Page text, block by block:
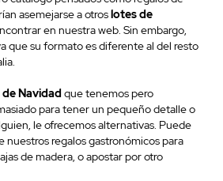
asemejarse a otroslotes de
en nuestra web. Sin embargo,
que su formato es diferente al del resto
Navidad que tenemos pero
para tener un pequeño detalle o
le ofrecemos alternativas. Puede
nuestros regalos gastronómicos para
de madera, o apostar por otro